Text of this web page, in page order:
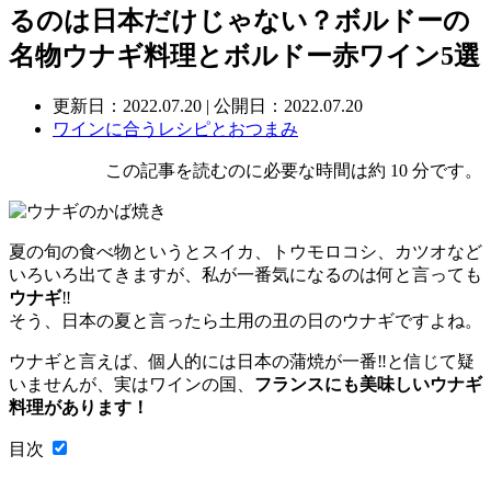
るのは日本だけじゃない？ボルドーの
名物ウナギ料理とボルドー赤ワイン5選
更新日： 2022.07.20 | 公開日：2022.07.20
ワインに合うレシピとおつまみ
この記事を読むのに必要な時間は約 10 分です。
夏の旬の食べ物というとスイカ、トウモロコシ、カツオなど
いろいろ出てきますが、私が一番気になるのは何と言っても
ウナギ‼
そう、日本の夏と言ったら土用の丑の日のウナギですよね。
ウナギと言えば、個人的には日本の蒲焼が一番‼と信じて疑
いませんが、実はワインの国、 フランスにも美味しいウナギ
料理があります！
目次